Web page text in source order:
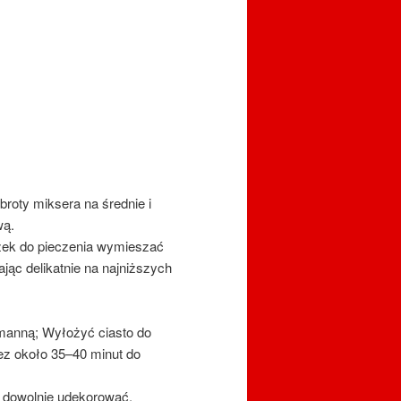
miksera na średnie i
do pieczenia wymieszać
delikatnie na najniższych
Wyłożyć ciasto do
około 35–40 minut do
udekorować.